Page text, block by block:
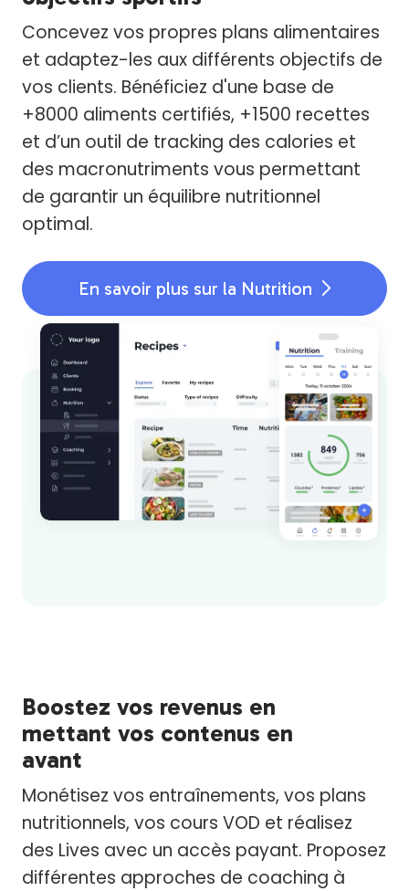
Concevez vos propres plans alimentaires
et adaptez-les aux différents objectifs de
vos clients. Bénéficiez d'une base de
+8000 aliments certifiés, +1500 recettes
et d’un outil de tracking des calories et
des macronutriments vous permettant
de garantir un équilibre nutritionnel
optimal.
En savoir plus sur la Nutrition 
Boostez vos revenus en
mettant vos contenus en
avant
Monétisez vos entraînements, vos plans
nutritionnels, vos cours VOD et réalisez
des Lives avec un accès payant. Proposez
différentes approches de coaching à